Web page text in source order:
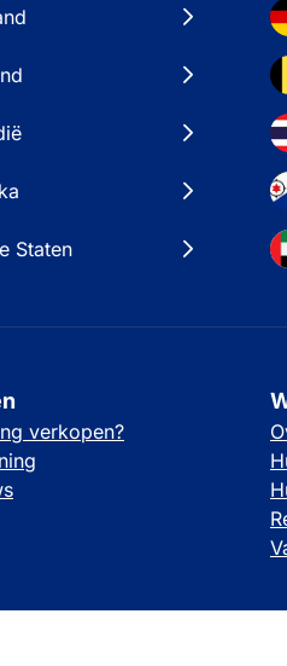
Staten
verkopen?